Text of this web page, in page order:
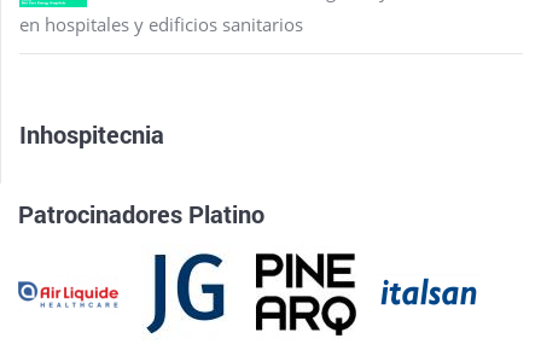
en hospitales y edificios sanitarios
Inhospitecnia
Patrocinadores Platino